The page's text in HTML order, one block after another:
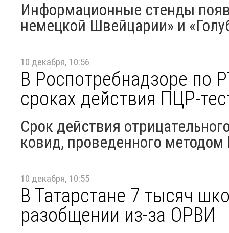
Информационные стенды
немецкой Швейцарии» и
10 декабря, 10:56
В Роспотребнадзоре по
сроках действия ПЦР-
Срок действия
ковид, проведенного
10 декабря, 10:55
В Татарстане 7 тысяч
разобщении из-за ОРВИ